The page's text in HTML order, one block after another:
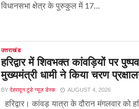
विधानसभा क्षेत्र के पुरुकुल में 17...
उत्तराखंड
हरिद्वार में शिवभक्त कांवड़ियों पर
मुख्यमंत्री धामी ने किया चरण
BY देहरादून टुडे न्यूज़ डेस्क AUGUST 4, 2026
हरिद्वार। कांवड़ यात्रा के दौरान मंगलवार को